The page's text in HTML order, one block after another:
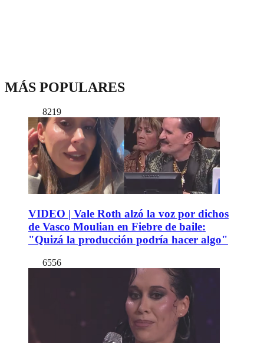
MÁS POPULARES
8219
VIDEO | Vale Roth alzó la voz por dichos
de Vasco Moulian en Fiebre de baile:
"Quizá la producción podría hacer algo"
6556